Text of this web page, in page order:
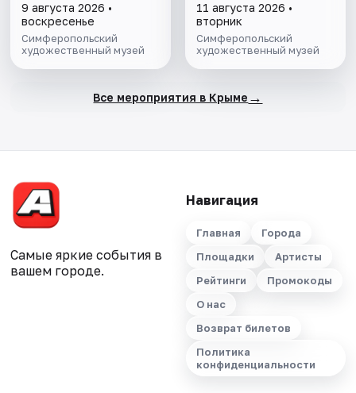
9 августа 2026 •
воскресенье
Симферопольский
художественный музей
11 августа 2026 •
вторник
Симферопольский
художественный музей
Все мероприятия в Крыме →
Самые яркие события в
вашем городе.
Навигация
Главная
Города
Площадки
Артисты
Рейтинги
Промокоды
О нас
Возврат билетов
Политика
конфиденциальности